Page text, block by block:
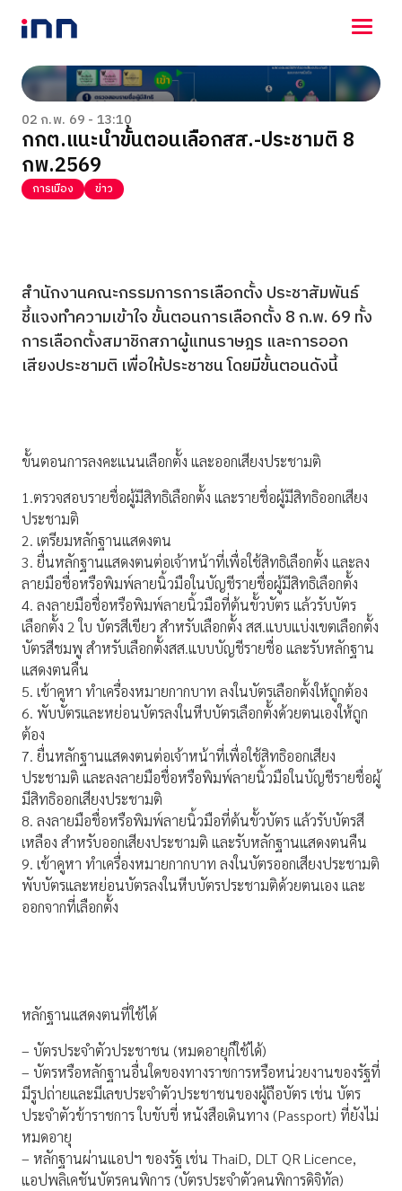
NEWS
ENTERTAINMENT
LIFESTYLE
HOROSCOPE
LOTTERY
VIDEO
02 ก.พ. 69 - 13:10
กกต.แนะนำขั้นตอนเลือกสส.-ประชามติ 8
กพ.2569
การเมือง ข่าว
สำนักงานคณะกรรมการการเลือกตั้ง ประชาสัมพันธ์
ชี้แจงทำความเข้าใจ ขั้นตอนการเลือกตั้ง 8 ก.พ. 69 ทั้ง
การเลือกตั้งสมาชิกสภาผู้แทนราษฎร และการออก
เสียงประชามติ เพื่อให้ประชาชน โดยมีขั้นตอนดังนี้
ขั้นตอนการลงคะแนนเลือกตั้ง และออกเสียงประชามติ
1.ตรวจสอบรายชื่อผู้มีสิทธิเลือกตั้ง และรายชื่อผู้มีสิทธิออกเสียง
ประชามติ
2. เตรียมหลักฐานแสดงตน
3. ยื่นหลักฐานแสดงตนต่อเจ้าหน้าที่เพื่อใช้สิทธิเลือกตั้ง และลง
ลายมือชื่อหรือพิมพ์ลายนิ้วมือในบัญชีรายชื่อผู้มีสิทธิเลือกตั้ง
4. ลงลายมือชื่อหรือพิมพ์ลายนิ้วมือที่ต้นขั้วบัตร แล้วรับบัตร
เลือกตั้ง 2 ใบ บัตรสีเขียว สำหรับเลือกตั้ง สส.แบบแบ่งเขตเลือกตั้ง
บัตรสีชมพู สำหรับเลือกตั้งสส.แบบบัญชีรายชื่อ และรับหลักฐาน
แสดงตนคืน
5. เข้าคูหา ทำเครื่องหมายกากบาท ลงในบัตรเลือกตั้งให้ถูกต้อง
6. พับบัตรและหย่อนบัตรลงในหีบบัตรเลือกตั้งด้วยตนเองให้ถูก
ต้อง
7. ยื่นหลักฐานแสดงตนต่อเจ้าหน้าที่เพื่อใช้สิทธิออกเสียง
ประชามติ และลงลายมือชื่อหรือพิมพ์ลายนิ้วมือในบัญชีรายชื่อผู้
มีสิทธิออกเสียงประชามติ
8. ลงลายมือชื่อหรือพิมพ์ลายนิ้วมือที่ต้นขั้วบัตร แล้วรับบัตรสี
เหลือง สำหรับออกเสียงประชามติ และรับหลักฐานแสดงตนคืน
9. เข้าคูหา ทำเครื่องหมายกากบาท ลงในบัตรออกเสียงประชามติ
พับบัตรและหย่อนบัตรลงในหีบบัตรประชามติด้วยตนเอง และ
ออกจากที่เลือกตั้ง
หลักฐานแสดงตนที่ใช้ได้
– บัตรประจำตัวประชาชน (หมดอายุก็ใช้ได้)
– บัตรหรือหลักฐานอื่นใดของทางราชการหรือหน่วยงานของรัฐที่
มีรูปถ่ายและมีเลขประจำตัวประชาชนของผู้ถือบัตร เช่น บัตร
ประจำตัวข้าราชการ ใบขับขี่ หนังสือเดินทาง (Passport) ที่ยังไม่
หมดอายุ
– หลักฐานผ่านแอปฯ ของรัฐ เช่น ThaiD, DLT QR Licence,
แอปพลิเคชันบัตรคนพิการ (บัตรประจำตัวคนพิการดิจิทัล)